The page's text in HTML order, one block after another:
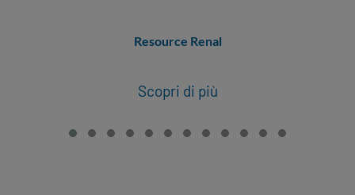
Resource Renal
Scopri di più